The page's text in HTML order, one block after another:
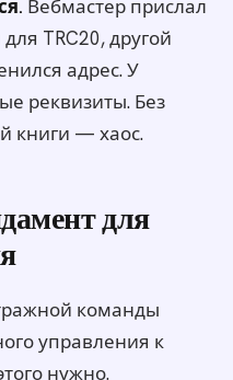
Вебмастер прислал
TRC20, другой
адрес. У
реквизиты. Без
книги — хаос.
для
команды
управления к
нужно.